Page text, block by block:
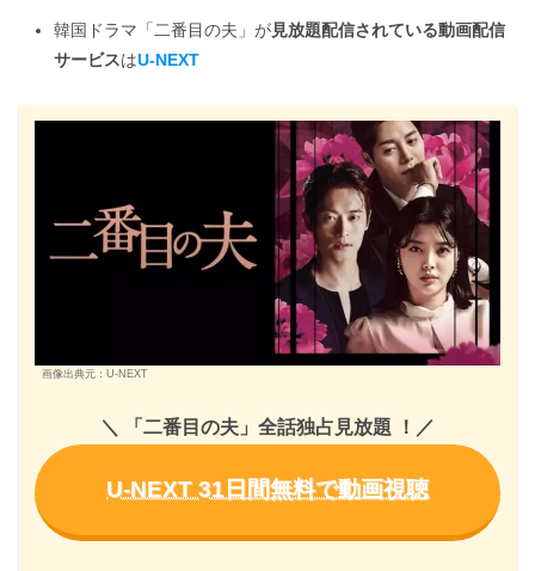
韓国ドラマ「二番目の夫」が見放題配信されている動画配信
サービスはU-NEXT
画像出典元：U-NEXT
＼ 「二番目の夫」全話独占見放題 ！ ／
U-NEXT 31日間無料で動画視聴